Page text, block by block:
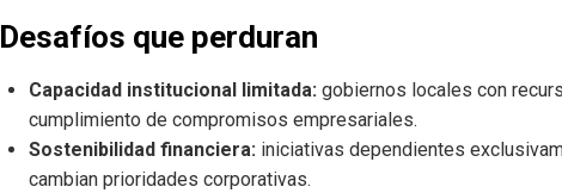
Desafíos que perduran
Capacidad institucional limitada: gobiernos locales con
cumplimiento de compromisos empresariales.
Sostenibilidad financiera: iniciativas dependientes
cambian prioridades corporativas.